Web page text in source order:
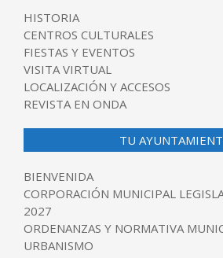
HISTORIA
CENTROS CULTURALES
FIESTAS Y EVENTOS
VISITA VIRTUAL
LOCALIZACIÓN Y ACCESOS
REVISTA EN ONDA
TU
BIENVENIDA
CORPORACIÓN MUNICIPAL
2027
ORDENANZAS Y NORMATIVA
URBANISMO